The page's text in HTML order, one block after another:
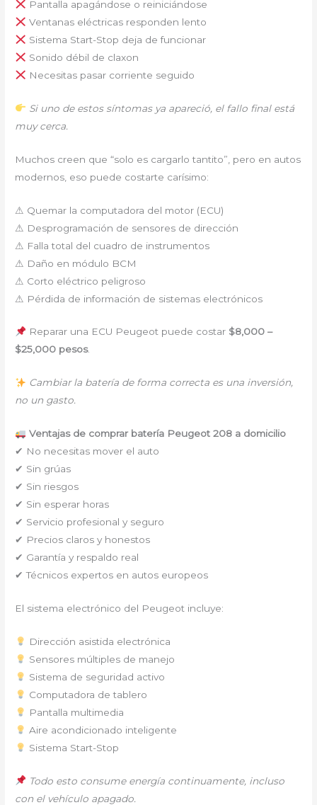
Pantalla apagándose o reiniciándose
Ventanas eléctricas responden lento
Sistema Start-Stop deja de funcionar
Sonido débil de claxon
Necesitas pasar corriente seguido
Si uno de estos síntomas ya apareció, el fallo final está
muy cerca.
Muchos creen que “solo es cargarlo tantito”, pero en autos
modernos, eso puede costarte carísimo:
⚠ Quemar la computadora del motor (ECU)
⚠ Desprogramación de sensores de dirección
⚠ Falla total del cuadro de instrumentos
⚠ Daño en módulo BCM
⚠ Corto eléctrico peligroso
⚠ Pérdida de información de sistemas electrónicos
Reparar una ECU Peugeot puede costar $8,000 –
$25,000 pesos.
Cambiar la batería de forma correcta es una inversión,
no un gasto.
Ventajas de comprar batería Peugeot 208 a domicilio
✔ No necesitas mover el auto
✔ Sin grúas
✔ Sin riesgos
✔ Sin esperar horas
✔ Servicio profesional y seguro
✔ Precios claros y honestos
✔ Garantía y respaldo real
✔ Técnicos expertos en autos europeos
El sistema electrónico del Peugeot incluye:
Dirección asistida electrónica
Sensores múltiples de manejo
Sistema de seguridad activo
Computadora de tablero
Pantalla multimedia
Aire acondicionado inteligente
Sistema Start-Stop
Todo esto consume energía continuamente, incluso
con el vehículo apagado.